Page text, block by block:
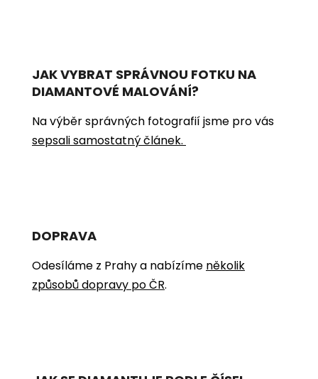
JAK VYBRAT SPRÁVNOU FOTKU NA
DIAMANTOVÉ MALOVÁNÍ?
Na výběr správných fotografií jsme pro vás
sepsali samostatný článek.
DOPRAVA
Odesíláme z Prahy a nabízíme několik
způsobů dopravy po ČR.